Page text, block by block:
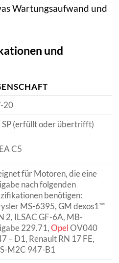
Wartungsaufwand und
und
20
SP (erfüllt oder übertrifft)
C5
für Motoren, die eine
nach folgenden
benötigen:
MS-6395, GM dexos1™
2, ILSAC GF-6A, MB-
229.71,OpelOV040
– D1, Renault RN 17 FE,
M2C 947-B1